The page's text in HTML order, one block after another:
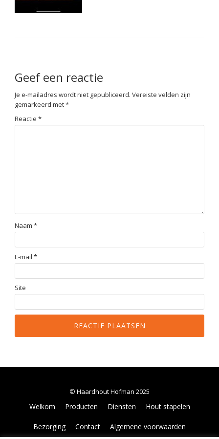
Geef een reactie
Je e-mailadres wordt niet gepubliceerd. Vereiste velden zijn
gemarkeerd met*
Reactie *
Naam *
E-mail *
Site
© Haardhout Hofman 2025
Secondair
Menu
Welkom Producten Diensten Hout stapelen
Bezorging Contact Algemene voorwaarden